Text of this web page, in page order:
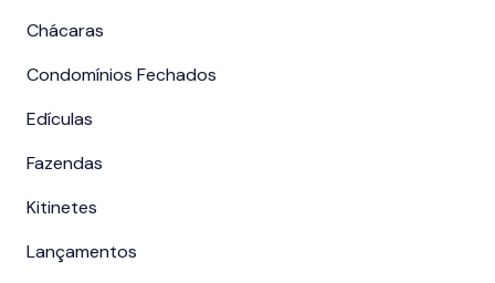
Chácaras
Condomínios Fechados
Edículas
Fazendas
Kitinetes
Lançamentos